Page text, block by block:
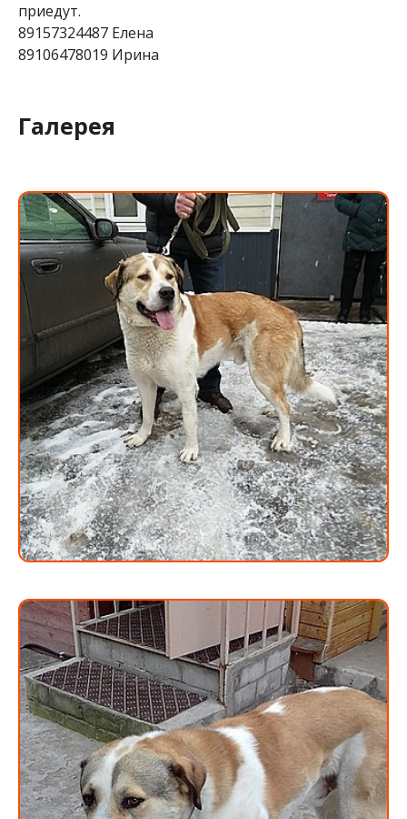
приедут.
89157324487 Елена
89106478019 Ирина
Галерея